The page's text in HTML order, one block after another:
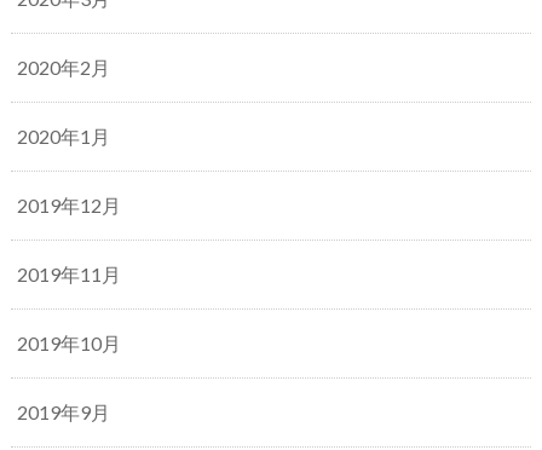
2020年2月
2020年1月
2019年12月
2019年11月
2019年10月
2019年9月